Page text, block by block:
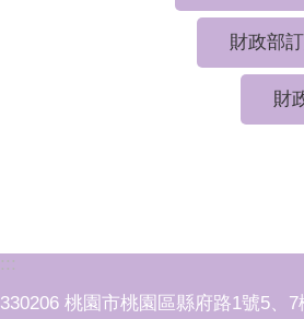
財政部
財
:::
330206 桃園市桃園區縣府路1號5、7